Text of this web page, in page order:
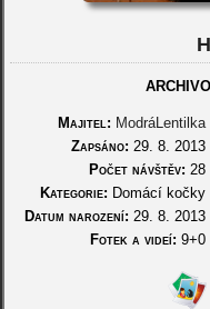
Majitel: ModráLentilka
Zapsáno: 29. 8. 2013
Počet návštěv: 28
Kategorie: Domácí kočky
Datum narození: 29. 8. 2013
Fotek a videí: 9+0